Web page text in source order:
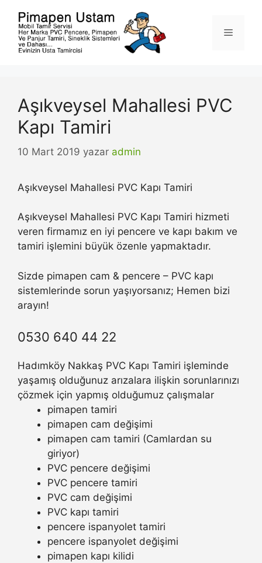
Menü
Aşıkveysel Mahallesi PVC
Kapı Tamiri
10 Mart 2019 yazar admin
Aşıkveysel Mahallesi PVC Kapı Tamiri
Aşıkveysel Mahallesi PVC Kapı Tamiri hizmeti
veren firmamız en iyi pencere ve kapı bakım ve
tamiri işlemini büyük özenle yapmaktadır.
Sizde pimapen cam & pencere – PVC kapı
sistemlerinde sorun yaşıyorsanız; Hemen bizi
arayın!
0530 640 44 22
Hadımköy Nakkaş PVC Kapı Tamiri işleminde
yaşamış olduğunuz arızalara ilişkin sorunlarınızı
çözmek için yapmış olduğumuz çalışmalar
pimapen tamiri
pimapen cam değişimi
pimapen cam tamiri (Camlardan su
giriyor)
PVC pencere değişimi
PVC pencere tamiri
PVC cam değişimi
PVC kapı tamiri
pencere ispanyolet tamiri
pencere ispanyolet değişimi
pimapen kapı kilidi